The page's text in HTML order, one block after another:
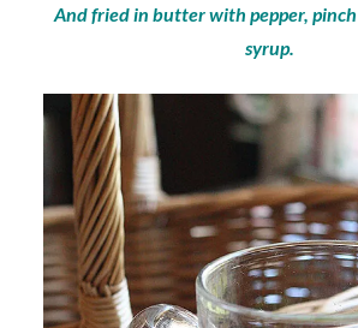
And fried in butter with pepper,
syrup.